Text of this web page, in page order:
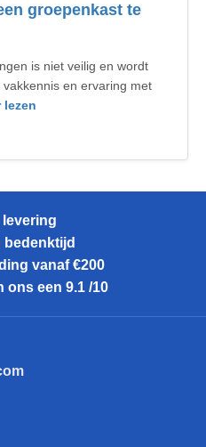
groepenkast te
is niet veilig en wordt
en ervaring met
lezen
levering
bedenktijd
vanaf €200
ons een 9.1 /10